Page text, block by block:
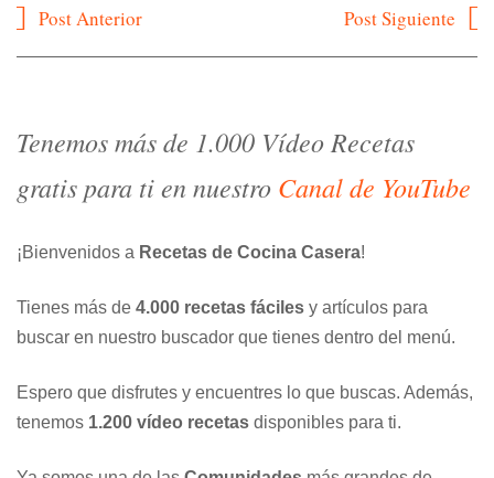
Navegación
Post Anterior Post Siguiente
Tenemos más de 1.000 Vídeo Recetas
gratis para ti en nuestro Canal de YouTube
¡Bienvenidos a Recetas de Cocina Casera!
Tienes más de 4.000 recetas fáciles y artículos para
buscar en nuestro buscador que tienes dentro del menú.
Espero que disfrutes y encuentres lo que buscas. Además,
tenemos 1.200 vídeo recetas disponibles para ti.